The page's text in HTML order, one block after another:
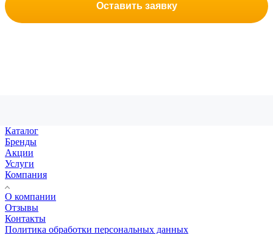
Оставить заявку
Каталог
Бренды
Акции
Услуги
Компания
О компании
Отзывы
Контакты
Политика обработки персональных данных